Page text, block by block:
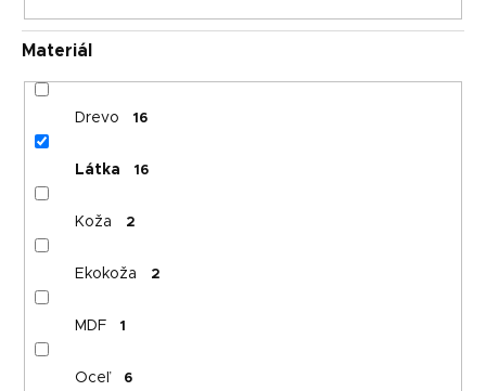
Materiál
Drevo 16
Látka 16
Koža 2
Ekokoža 2
MDF 1
Oceľ 6